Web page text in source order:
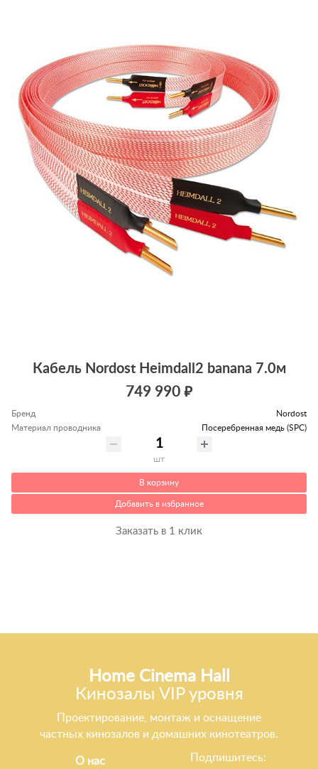
Кабель Nordost Heimdall2 banana 7.0м
749 990 ₽
Бренд
Nordost
Материал проводника
Посеребренная медь (SPC)
шт
В корзину
Добавить в избранное
Заказать в 1 клик
Home Cinema Hall
Кинозалы VIP уровня
Проектирование, монтаж и оснащение
частных кинозалов и домашних кинотеатров.
О нас Подпишитесь: